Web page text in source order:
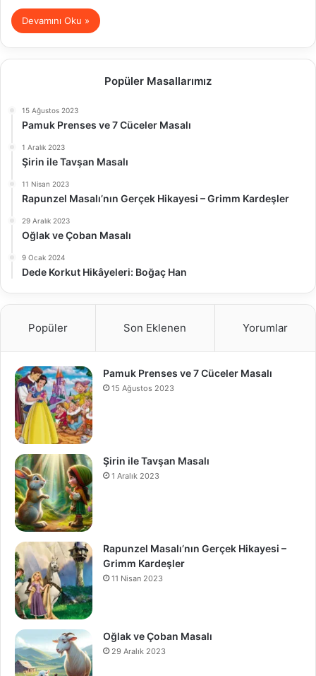
Devamını Oku »
Popüler Masallarımız
15 Ağustos 2023
Pamuk Prenses ve 7 Cüceler Masalı
1 Aralık 2023
Şirin ile Tavşan Masalı
11 Nisan 2023
Rapunzel Masalı’nın Gerçek Hikayesi – Grimm Kardeşler
29 Aralık 2023
Oğlak ve Çoban Masalı
9 Ocak 2024
Dede Korkut Hikâyeleri: Boğaç Han
Popüler Son Eklenen Yorumlar
Pamuk Prenses ve 7 Cüceler Masalı
15 Ağustos 2023
Şirin ile Tavşan Masalı
1 Aralık 2023
Rapunzel Masalı’nın Gerçek Hikayesi –
Grimm Kardeşler
11 Nisan 2023
Oğlak ve Çoban Masalı
29 Aralık 2023